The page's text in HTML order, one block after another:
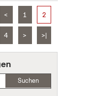
< 1 2
4 > >|
Suchen